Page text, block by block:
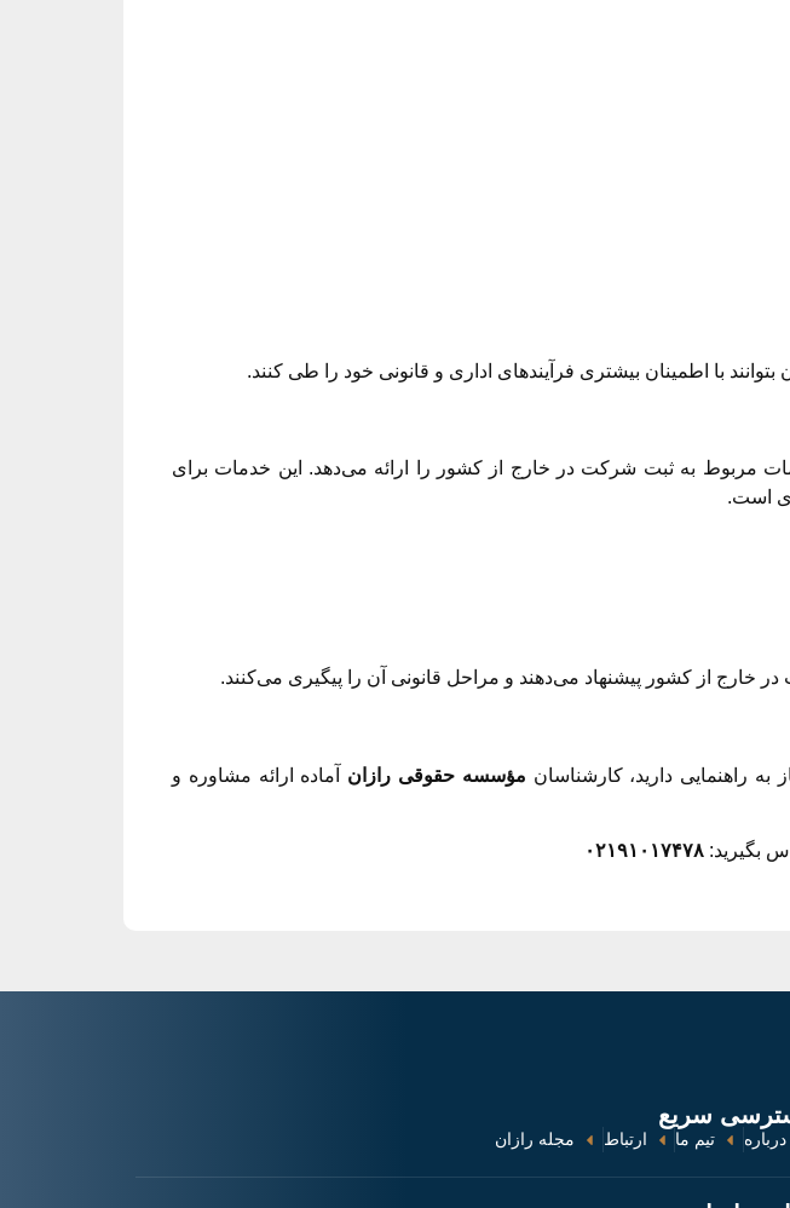
با اطمینان بیشتری فرآیندهای اداری و قانونی خود را طی کنند.
مربوط به ثبت شرکت در خارج از کشور را ارائه می‌دهد. این خدمات برای
است.
خارج از کشور پیشنهاد می‌دهند و مراحل قانونی آن را پیگیری می‌کنند.
راهنمایی دارید، کارشناسان مؤسسه حقوقی رازان آماده ارائه مشاوره و
بگیرید: ۰۲۱۹۱۰۱۷۴۷۸
سریع
درباره تیم ما ارتباط مجله رازان